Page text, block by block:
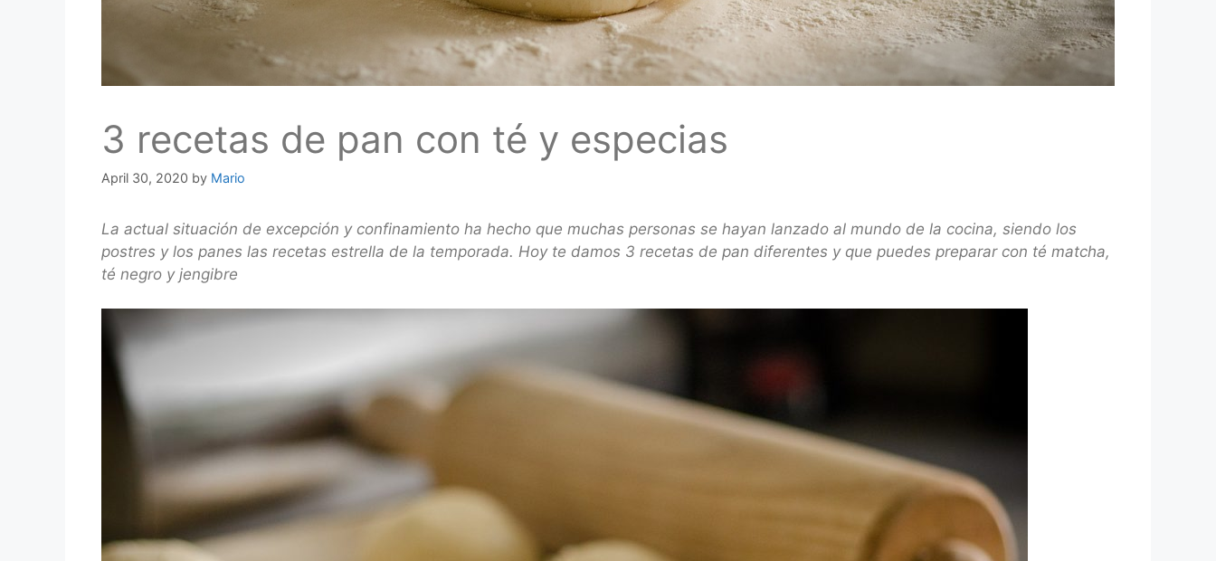
3 recetas de pan con té y especias
April 30, 2020 by Mario
La actual situación de excepción y confinamiento ha hecho que muchas personas se hayan lanzado al mundo de la cocina, siendo los
postres y los panes las recetas estrella de la temporada. Hoy te damos 3 recetas de pan diferentes y que puedes preparar con té matcha,
té negro y jengibre